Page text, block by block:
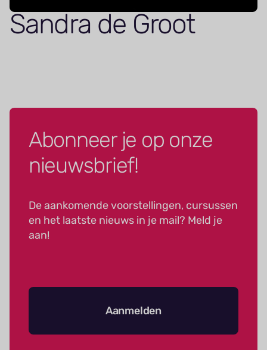
Sandra de Groot
Abonneer je op onze
nieuwsbrief!
De aankomende voorstellingen, cursussen
en het laatste nieuws in je mail? Meld je
aan!
Aanmelden